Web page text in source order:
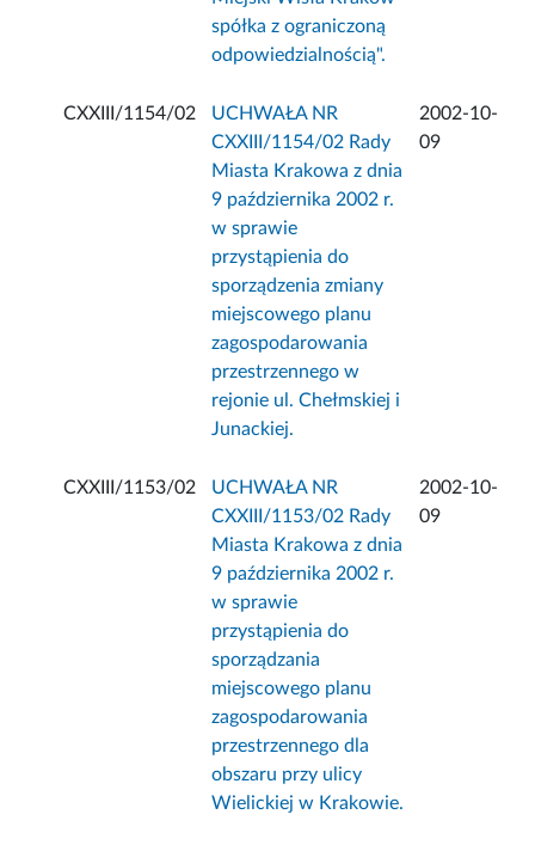
spółka z ograniczoną
odpowiedzialnością".
CXXIII/1154/02
UCHWAŁA NR
CXXIII/1154/02 Rady
Miasta Krakowa z dnia
9 października 2002 r.
w sprawie
przystąpienia do
sporządzenia zmiany
miejscowego planu
zagospodarowania
przestrzennego w
rejonie ul. Chełmskiej i
Junackiej.
2002-10-
09
CXXIII/1153/02
UCHWAŁA NR
CXXIII/1153/02 Rady
Miasta Krakowa z dnia
9 października 2002 r.
w sprawie
przystąpienia do
sporządzania
miejscowego planu
zagospodarowania
przestrzennego dla
obszaru przy ulicy
Wielickiej w Krakowie.
2002-10-
09